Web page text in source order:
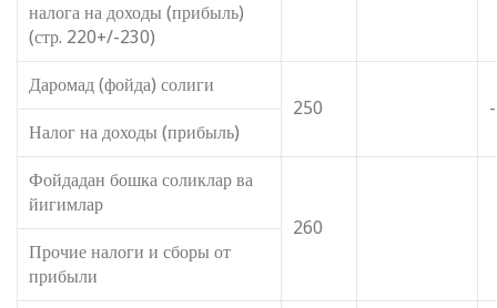
налога на доходы (прибыль)
(стр. 220+/-230)
Даромад (фойда) солиги
250
Налог на доходы (прибыль)
Фойдадан бошка соликлар ва
йигимлар
260
Прочие налоги и сборы от
прибыли